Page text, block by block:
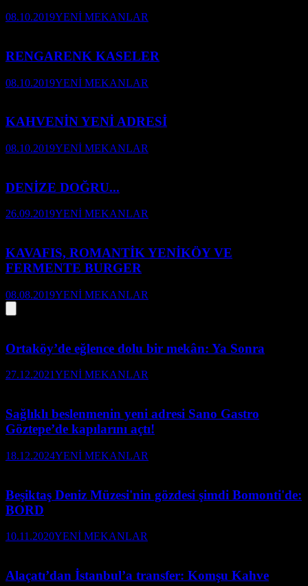
08.10.2019YENİ MEKANLAR
RENGARENK KASELER
08.10.2019YENİ MEKANLAR
KAHVENİN YENİ ADRESİ
08.10.2019YENİ MEKANLAR
DENİZE DOĞRU...
26.09.2019YENİ MEKANLAR
KAVAFIS, ROMANTİK YENİKÖY VE
FERMENTE BURGER
08.08.2019YENİ MEKANLAR
Ortaköy’de eğlence dolu bir mekân: Ya Sonra
27.12.2021YENİ MEKANLAR
Sağlıklı beslenmenin yeni adresi Sano Gastro
Göztepe’de kapılarını açtı!
18.12.2024YENİ MEKANLAR
Beşiktaş Deniz Müzesi'nin gözdesi şimdi Bomonti'de:
BORD
10.11.2020YENİ MEKANLAR
Alaçatı’dan İstanbul’a transfer: Komşu Kahve